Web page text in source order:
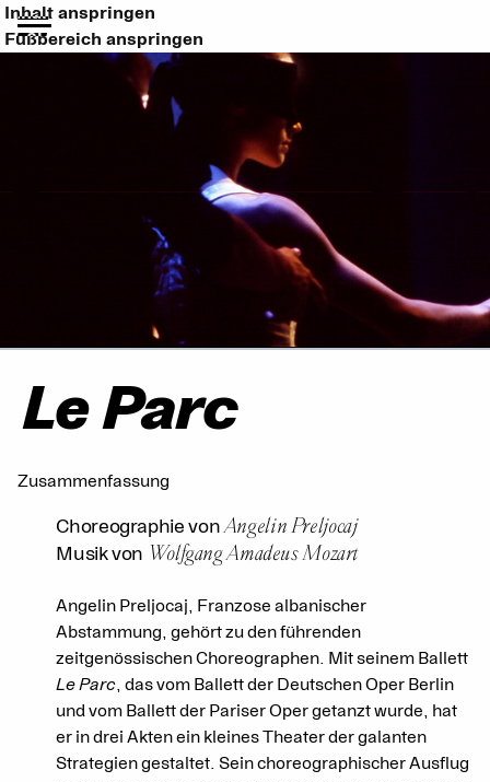
Inhalt anspringen
Fußbereich anspringen
Le Parc
Zusammenfassung
Choreographie vonAngelin Preljocaj
Musik von Wolfgang Amadeus Mozart
Angelin Preljocaj, Franzose albanischer
Abstammung, gehört zu den führenden
zeitgenössischen Choreographen. Mit seinem Ballett
Le Parc, das vom Ballett der Deutschen Oper Berlin
und vom Ballett der Pariser Oper getanzt wurde, hat
er in drei Akten ein kleines Theater der galanten
Strategien gestaltet. Sein choreographischer Ausflug